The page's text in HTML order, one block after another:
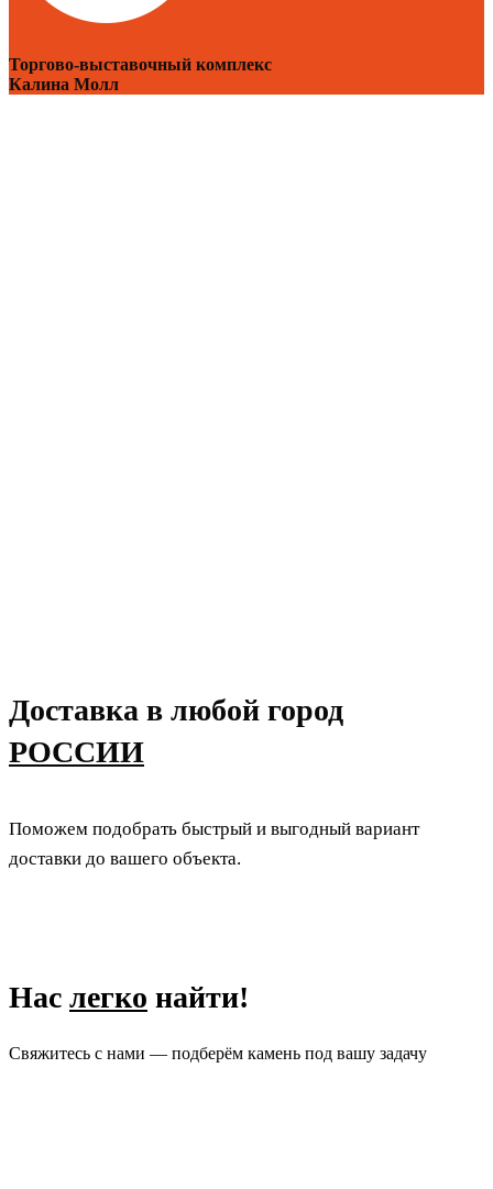
Торгово-выставочный комплекс
Калина Молл
Доставка в любой город
РОССИИ
Поможем подобрать быстрый и выгодный вариант
доставки до вашего объекта.
Нас легко найти!
Свяжитесь с нами — подберём камень под вашу задачу